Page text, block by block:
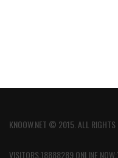
KNOOW.NET © 2015. ALL RIGHTS
VISITORS:18888289 ONLINE